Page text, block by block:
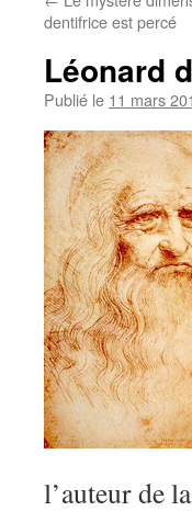
dentifrice est percé
Léonard
Publié le 11 mars
l’auteur de